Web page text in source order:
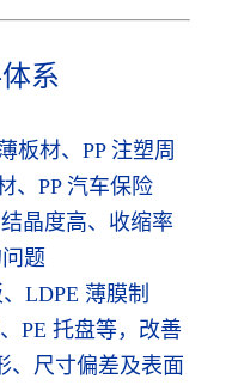
系
板材、PP 注塑周
、PP 汽车保险
晶度高、收缩率
题
LDPE 薄膜制
PE 托盘等，改善
、尺寸偏差及表面